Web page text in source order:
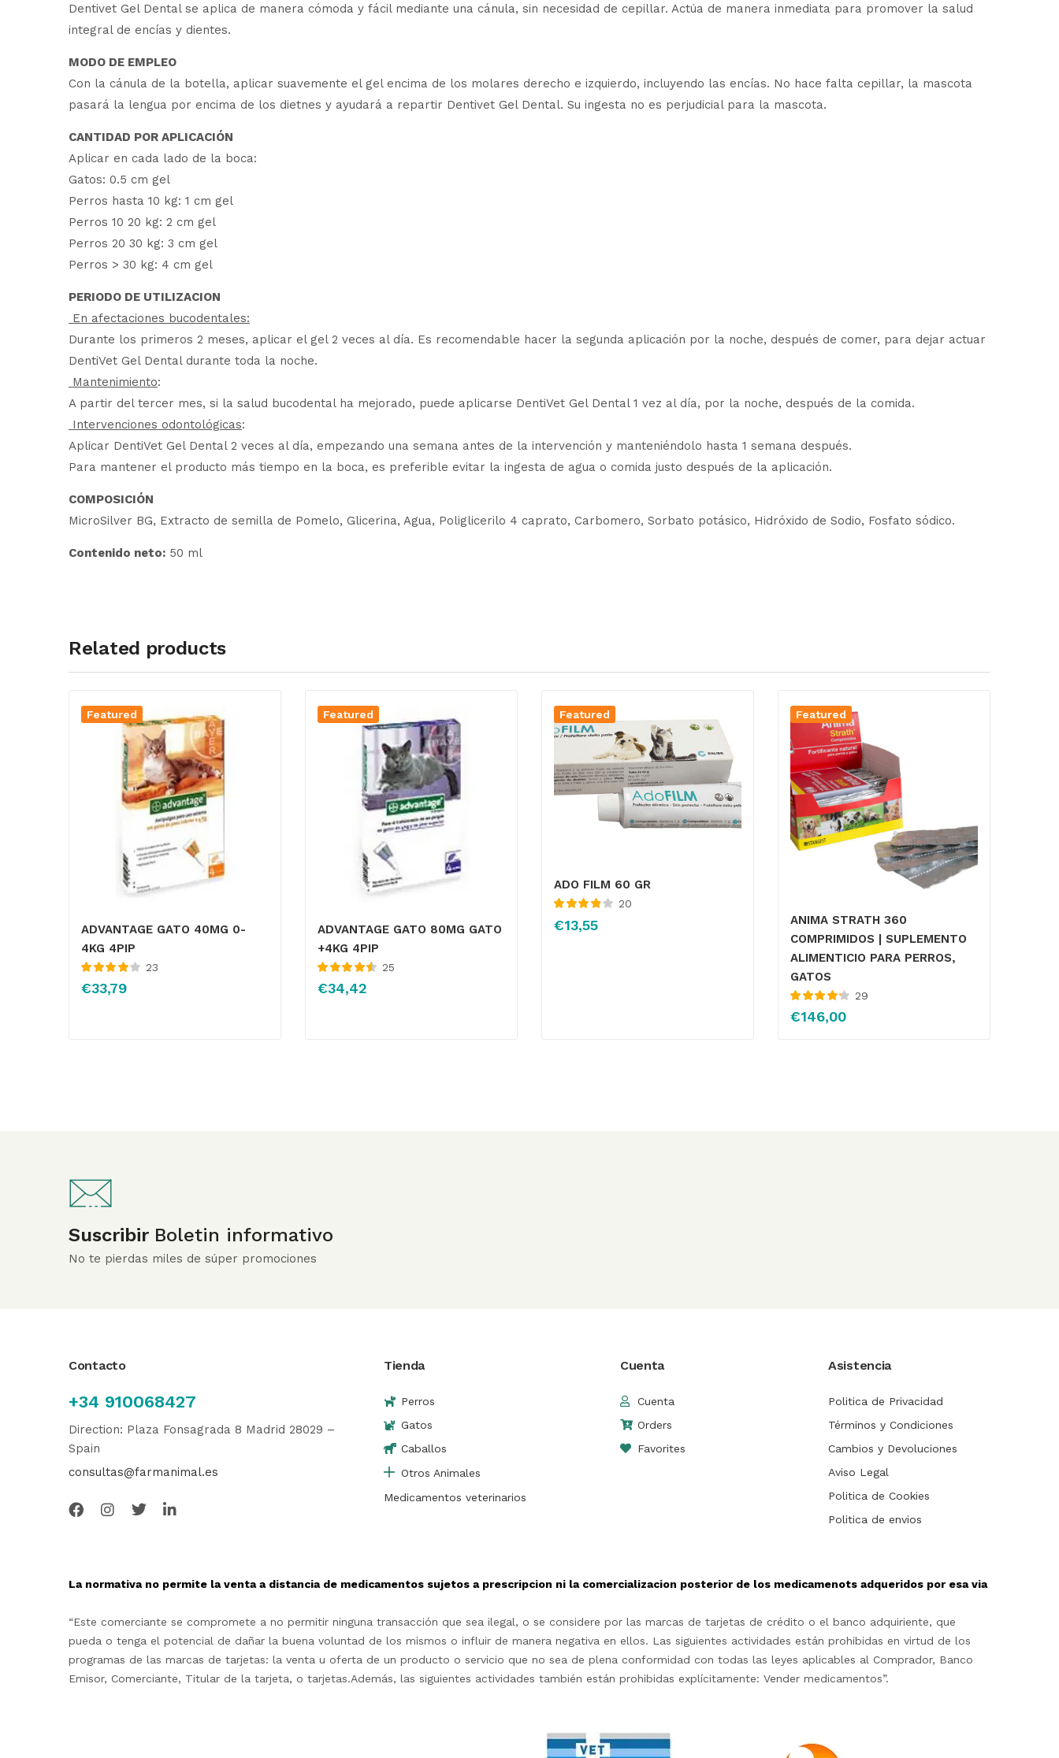
Dentivet Gel Dental se aplica de manera cómoda y fácil mediante una cánula, sin necesidad de cepillar. Actúa de manera inmediata para promover la salud
integral de encías y dientes.
MODO DE EMPLEO
Con la cánula de la botella, aplicar suavemente el gel encima de los molares derecho e izquierdo, incluyendo las encías. No hace falta cepillar, la mascota
pasará la lengua por encima de los dietnes y ayudará a repartir Dentivet Gel Dental. Su ingesta no es perjudicial para la mascota.
CANTIDAD POR APLICACIÓN
Aplicar en cada lado de la boca:
Gatos: 0.5 cm gel
Perros hasta 10 kg: 1 cm gel
Perros 10 20 kg: 2 cm gel
Perros 20 30 kg: 3 cm gel
Perros > 30 kg: 4 cm gel
PERIODO DE UTILIZACION
En afectaciones bucodentales:
Durante los primeros 2 meses, aplicar el gel 2 veces al día. Es recomendable hacer la segunda aplicación por la noche, después de comer, para dejar actuar
DentiVet Gel Dental durante toda la noche.
Mantenimiento:
A partir del tercer mes, si la salud bucodental ha mejorado, puede aplicarse DentiVet Gel Dental 1 vez al día, por la noche, después de la comida.
Intervenciones odontológicas:
Aplicar DentiVet Gel Dental 2 veces al día, empezando una semana antes de la intervención y manteniéndolo hasta 1 semana después.
Para mantener el producto más tiempo en la boca, es preferible evitar la ingesta de agua o comida justo después de la aplicación.
COMPOSICIÓN
MicroSilver BG, Extracto de semilla de Pomelo, Glicerina, Agua, Poliglicerilo 4 caprato, Carbomero, Sorbato potásico, Hidróxido de Sodio, Fosfato sódico.
Contenido neto: 50 ml
Related products
Featured
ADVANTAGE GATO 40MG 0-
4KG 4PIP
con4.05
23
€33,79
Featured
ADVANTAGE GATO 80MG GATO
+4KG 4PIP
4.58de 5
25
€34,42
Featured
ADO FILM 60 GR
con3.95
20
€13,55
Featured
ANIMA STRATH 360
COMPRIMIDOS | SUPLEMENTO
ALIMENTICIO PARA PERROS,
GATOS
con4.25de
29
€146,00
Suscribir Boletin informativo
No te pierdas miles de súper promociones
Contacto
+34 910068427
Direction: Plaza Fonsagrada 8 Madrid 28029 –
Spain
consultas@farmanimal.es
Tienda
Perros
Gatos
Caballos
Otros Animales
Medicamentos veterinarios
Cuenta
Cuenta
Orders
Favorites
Asistencia
Politica de Privacidad
Términos y Condiciones
Cambios y Devoluciones
Aviso Legal
Politica de Cookies
Politica de envios
La normativa no permite la venta a distancia de medicamentos sujetos a prescripcion ni la comercializacion posterior de los medicamenots adqueridos por esa via
“Este comerciante se compromete a no permitir ninguna transacción que sea ilegal, o se considere por las marcas de tarjetas de crédito o el banco adquiriente, que
pueda o tenga el potencial de dañar la buena voluntad de los mismos o influir de manera negativa en ellos. Las siguientes actividades están prohibidas en virtud de los
programas de las marcas de tarjetas: la venta u oferta de un producto o servicio que no sea de plena conformidad con todas las leyes aplicables al Comprador, Banco
Emisor, Comerciante, Titular de la tarjeta, o tarjetas.Además, las siguientes actividades también están prohibidas explícitamente: Vender medicamentos”.